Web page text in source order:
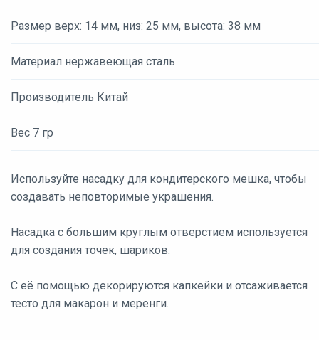
Размер верх: 14 мм, низ: 25 мм, высота: 38 мм
Материал нержавеющая сталь
Производитель Китай
Вес 7 гр
Используйте насадку для кондитерского мешка, чтобы
создавать неповторимые украшения.
Насадка с большим круглым отверстием используется
для создания точек, шариков.
С её помощью декорируются капкейки и отсаживается
тесто для макарон и меренги.